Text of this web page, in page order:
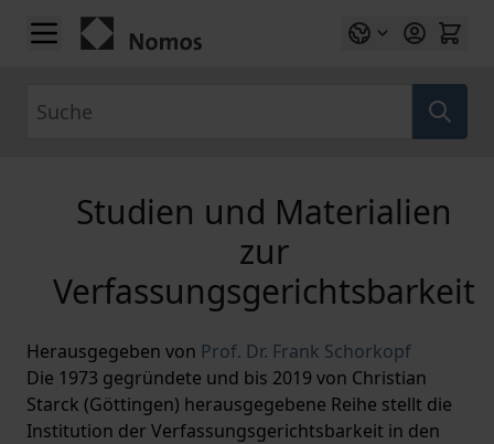
Zum Inhalt springen
Studien und Materialien
zur
Verfassungsgerichtsbarkeit
Herausgegeben von Prof. Dr. Frank Schorkopf
Die 1973 gegründete und bis 2019 von Christian
Starck (Göttingen) herausgegebene Reihe stellt die
Institution der Verfassungsgerichtsbarkeit in den